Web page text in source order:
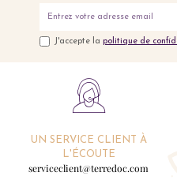
J'accepte la politique de
UN SERVICE CLIENT À
L'ÉCOUTE
serviceclient@terredoc.com